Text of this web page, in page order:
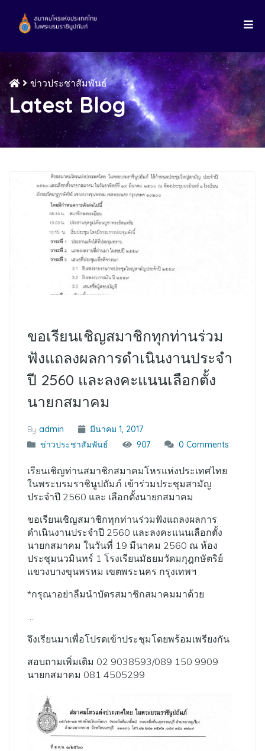
ข่าวประชาสัมพันธ์
Latest Blog
ขอเรียนเชิญสมาชิกทุกท่านร่วม
ฟังแถลงผลการดำเนินงานประจำ
ปี 2560 และลงคะแนนเลือกตั้ง
นายกสมาคม
By admin
มีนาคม 1, 2017
ข่าวประชาสัมพันธ์
907 0 Comments
เรียนเชิญท่านสมาชิกสมาคมโหรแห่งประเทศไทย
ในพระบรมราชินูปถัมภ์ เข้าร่วมประชุมสามัญ
ประจำปี 2560 และ เลือกตั้งนายกสมาคม
ขอเรียนเชิญสมาชิกทุกท่านร่วมฟังแถลงผลการ
ดำเนินงานประจำปี 2560 และลงคะแนนเลือกตั้ง
นายกสมาคม ในวันที่ 19 มีนาคม 2560 ณ ห้อง
ประชุมนวมินทร์ 1 โรงเรียนมัธยมวัดมกุฎกษัตริย์
แขวงบางขุนพรหม เขตพระนคร กรุงเทพฯ
*กรุณาอย่าลืมนำบัตรสมาชิกสมาคมมาด้วย
…
จึงเรียนมาเพื่อโปรดเข้าประชุมโดยพร้อมเพรียงกัน
สอบถามเพิ่มเติม 02 9038593/089 150 9909
นายกสมาคม 081 4505299